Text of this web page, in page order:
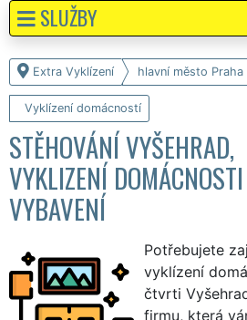
Extra Vyklízení hlavní město Praha
Vyklízení domácností
STĚHOVÁNÍ VYŠEHRAD,
VYKLIZENÍ
VYBAVENÍ
Potřebujete
vyklízení
čtvrti
firmu, která
SLUŽBY